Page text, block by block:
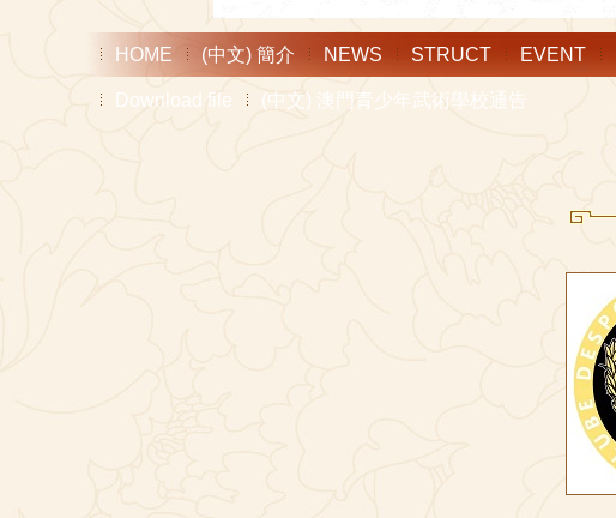
HOME (中文) 簡介 NEWS STRUCT EVENT
Download file (中文) 澳門青少年武術學校通告